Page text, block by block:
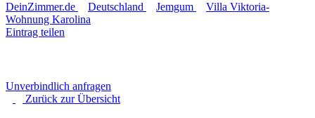
DeinZimmer.de
Deutschland Jemgum
Villa Viktoria-
Wohnung Karolina
Eintrag teilen
Unverbindlich anfragen
Zurück zurÜbersicht